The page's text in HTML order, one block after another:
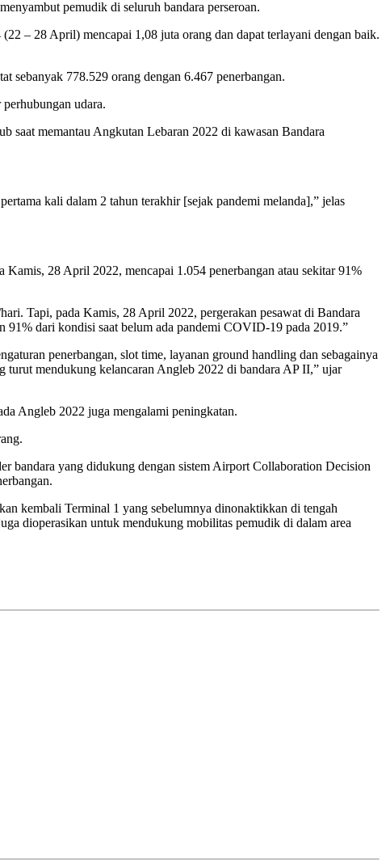
pemudik di seluruh bandara perseroan.
– 28 April) mencapai 1,08 juta orang dan dapat terlayani dengan baik.
sebanyak 778.529 orang dengan 6.467 penerbangan.
udara.
saat memantau Angkutan Lebaran 2022 di kawasan Bandara
kali dalam 2 tahun terakhir [sejak pandemi melanda],” jelas
28 April 2022, mencapai 1.054 penerbangan atau sekitar 91%
Tapi, pada Kamis, 28 April 2022, pergerakan pesawat di Bandara
91% dari kondisi saat belum ada pandemi COVID-19 pada 2019.”
penerbangan, slot time, layanan ground handling dan sebagainya
turut mendukung kelancaran Angleb 2022 di bandara AP II,” ujar
Angleb 2022 juga mengalami peningkatan.
bandara yang didukung dengan sistem Airport Collaboration Decision
kembali Terminal 1 yang sebelumnya dinonaktikkan di tengah
dioperasikan untuk mendukung mobilitas pemudik di dalam area